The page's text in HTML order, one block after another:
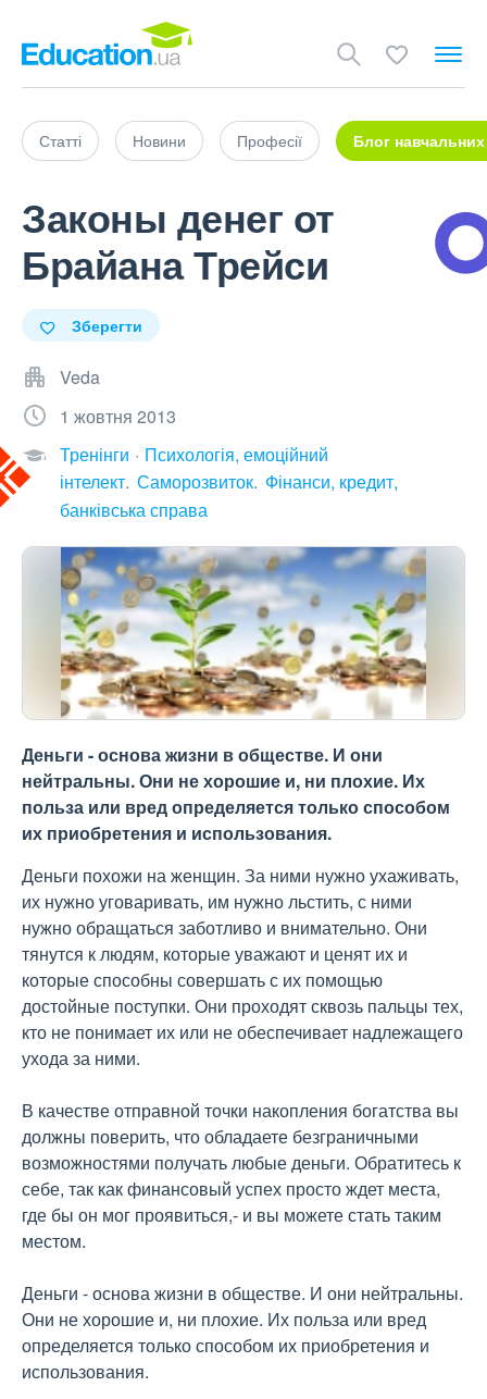
Статті Новини Професії Блог навчальних
Законы денег от
Брайана Трейси
Зберегти
Veda
1 жовтня 2013
Тренінги
Психологія, емоційний
інтелект Саморозвиток Фінанси, кредит,
банківська справа
Деньги - основа жизни в обществе. И они
нейтральны. Они не хорошие и, ни плохие. Их
польза или вред определяется только способом
их приобретения и использования.
Деньги похожи на женщин. За ними нужно ухаживать,
их нужно уговаривать, им нужно льстить, с ними
нужно обращаться заботливо и внимательно. Они
тянутся к людям, которые уважают и ценят их и
которые способны совершать с их помощью
достойные поступки. Они проходят сквозь пальцы тех,
кто не понимает их или не обеспечивает надлежащего
ухода за ними.
В качестве отправной точки накопления богатства вы
должны поверить, что обладаете безграничными
возможностями получать любые деньги. Обратитесь к
себе, так как финансовый успех просто ждет места,
где бы он мог проявиться,- и вы можете стать таким
местом.
Деньги - основа жизни в обществе. И они нейтральны.
Они не хорошие и, ни плохие. Их польза или вред
определяется только способом их приобретения и
использования.